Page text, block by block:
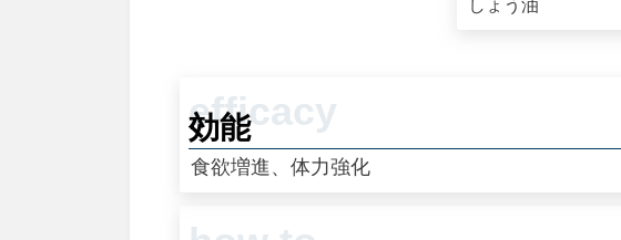
しょう油
効能
食欲増進、体力強化